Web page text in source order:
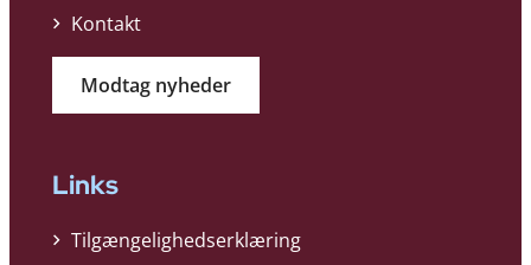
Kontakt
Modtag nyheder
Links
Tilgængelighedserklæring